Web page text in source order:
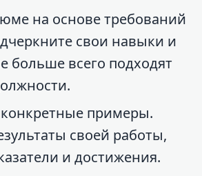
на основе требований
свои навыки и
больше всего подходят
примеры.
своей работы,
и достижения.